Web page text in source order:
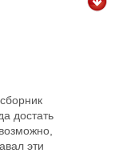
достать
эти